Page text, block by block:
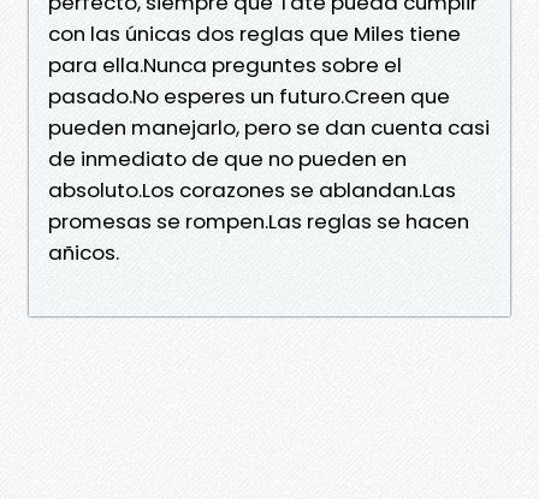
con las únicas dos reglas que Miles tiene
para ella.Nunca preguntes sobre el
pasado.No esperes un futuro.Creen que
pueden manejarlo, pero se dan cuenta casi
de inmediato de que no pueden en
absoluto.Los corazones se ablandan.Las
promesas se rompen.Las reglas se hacen
añicos.